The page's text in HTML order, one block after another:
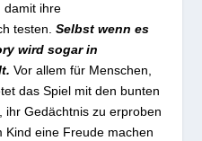
damit ihre
testen.Selbst wenn es
wird sogar in
Vor allem für Menschen,
das Spiel mit den bunten
ihr Gedächtnis zu erproben
Kind eine Freude machen